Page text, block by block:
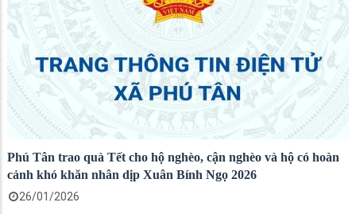
Phú Tân trao quà Tết cho hộ nghèo, cận nghèo và hộ có hoàn
cảnh khó khăn nhân dịp Xuân Bính Ngọ 2026
26/01/2026